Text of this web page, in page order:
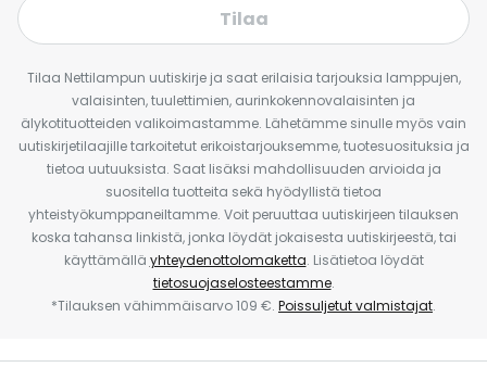
Tilaa
Tilaa Nettilampun uutiskirje ja saat erilaisia tarjouksia lamppujen,
valaisinten, tuulettimien, aurinkokennovalaisinten ja
älykotituotteiden valikoimastamme. Lähetämme sinulle myös vain
uutiskirjetilaajille tarkoitetut erikoistarjouksemme, tuotesuosituksia ja
tietoa uutuuksista. Saat lisäksi mahdollisuuden arvioida ja
suositella tuotteita sekä hyödyllistä tietoa
yhteistyökumppaneiltamme. Voit peruuttaa uutiskirjeen tilauksen
koska tahansa linkistä, jonka löydät jokaisesta uutiskirjeestä, tai
käyttämällä yhteydenottolomaketta. Lisätietoa löydät
tietosuojaselosteestamme.
*Tilauksen vähimmäisarvo 109 €. Poissuljetut valmistajat.